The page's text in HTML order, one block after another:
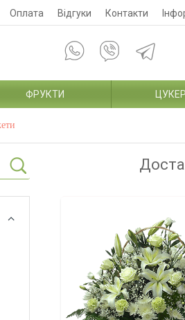
Оплата Відгуки Контакти
ФРУКТИ